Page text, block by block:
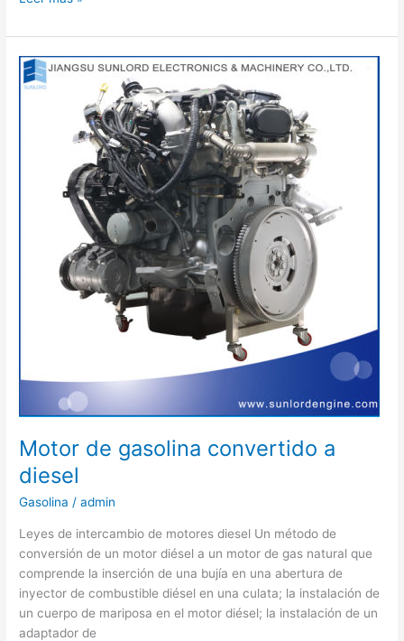
debe
tener
un
Motor de gasolina convertido a
diesel
Gasolina /admin
Leyes de intercambio de motores diesel Un método de
conversión de un motor diésel a un motor de gas natural que
comprende la inserción de una bujía en una abertura de
inyector de combustible diésel en una culata; la instalación de
un cuerpo de mariposa en el motor diésel; la instalación de un
adaptador de